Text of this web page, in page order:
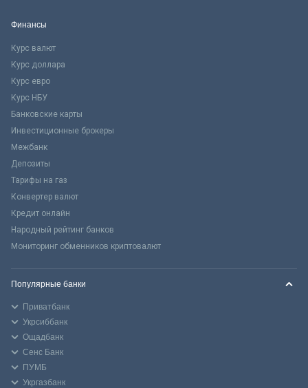
Финансы
Курс валют
Курс доллара
Курс евро
Курс НБУ
Банковские карты
Инвестиционные брокеры
Межбанк
Депозиты
Тарифы на газ
Конвертер валют
Кредит онлайн
Народный рейтинг банков
Мониторинг обменников криптовалют
Популярные банки
Приватбанк
Укрсиббанк
Ощадбанк
Сенс Банк
ПУМБ
Укргазбанк